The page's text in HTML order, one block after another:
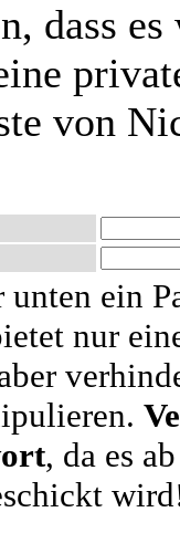
dass
von
ein
nur
, da es